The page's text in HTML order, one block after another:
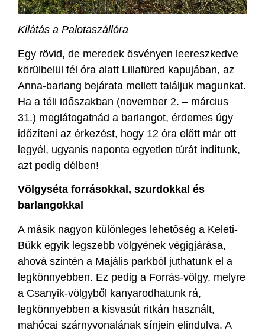
Kilátás a Palotaszállóra
Egy rövid, de meredek ösvényen leereszkedve
körülbelül fél óra alatt Lillafüred kapujában, az
Anna-barlang bejárata mellett találjuk magunkat.
Ha a téli időszakban (november 2. – március
31.) meglátogatnád a barlangot, érdemes úgy
időzíteni az érkezést, hogy 12 óra előtt már ott
legyél, ugyanis naponta egyetlen túrát indítunk,
azt pedig délben!
Völgyséta forrásokkal, szurdokkal és
barlangokkal
A másik nagyon különleges lehetőség a Keleti-
Bükk egyik legszebb völgyének végigjárása,
ahová szintén a Majális parkból juthatunk el a
legkönnyebben. Ez pedig a Forrás-völgy, melyre
a Csanyik-völgyből kanyarodhatunk rá,
legkönnyebben a kisvasút ritkán használt,
mahócai szárnyvonalának sínjein elindulva. A